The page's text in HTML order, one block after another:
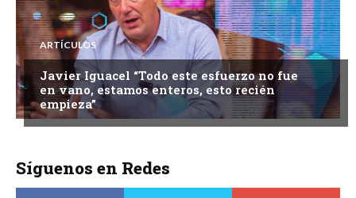
ARTÍCULOS
Javier Iguacel “Todo este esfuerzo no fue
en vano, estamos enteros, esto recién
empieza”
Síguenos en Redes